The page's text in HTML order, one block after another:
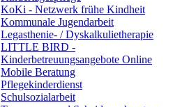
KoKi - Netzwerk frühe Kindheit
Kommunale Jugendarbeit
Legasthenie- / Dyskalkulietherapie
LITTLE BIRD -
Kinderbetreuungsangebote Online
Mobile Beratung
Pflegekinderdienst
Schulsozialarbeit